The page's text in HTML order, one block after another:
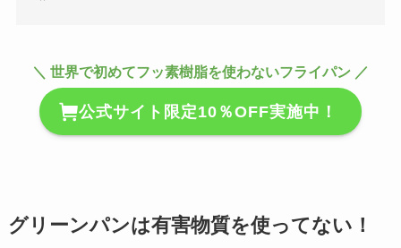
＼ 世界で初めてフッ素樹脂を使わないフライパン ／
公式サイト限定10％OFF実施中！
グリーンパンは有害物質を使ってない！